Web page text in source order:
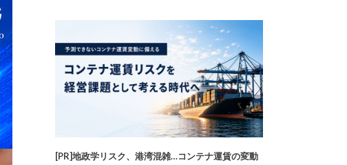
[PR]地政学リスク、港湾混雑…コンテナ運賃の変動